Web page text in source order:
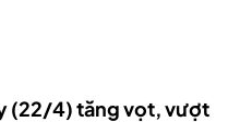
(22/4) tăng vọt, vượt